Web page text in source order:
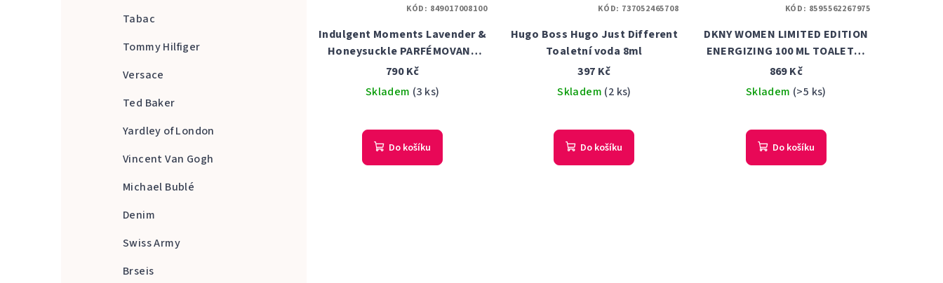
Tabac
Tommy Hilfiger
Versace
Ted Baker
Yardley of London
Vincent Van Gogh
Michael Bublé
Denim
Swiss Army
Brseis
Indulgent Moments Lavender &
Honeysuckle PARFÉMOVANÁ
VODA DÁMSKÁ 125 ML
790 Kč
Skladem (3 ks)
Do košíku
KÓD: 849017008100
Hugo Boss Hugo Just Different
Toaletní voda 8ml
397 Kč
Skladem (2 ks)
Do košíku
KÓD: 737052465708
DKNY WOMEN LIMITED EDITION
ENERGIZING 100 ML TOALETNÍ
VODA DÁMSKÁ
869 Kč
Skladem (>5 ks)
Do košíku
KÓD: 8595562267975